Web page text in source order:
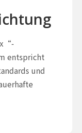
entspricht
und